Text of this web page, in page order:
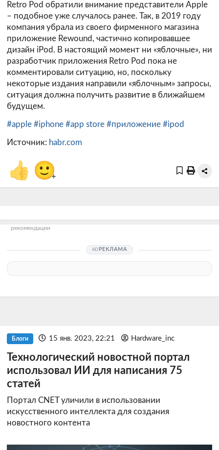
Retro Pod обратили внимание представители Apple
– подобное уже случалось ранее. Так, в 2019 году
компания убрала из своего фирменного магазина
приложение Rewound, частично копировавшее
дизайн iPod. В настоящий момент ни «яблочные», ни
разработчик приложения Retro Pod пока не
комментировали ситуацию, но, поскольку
некоторые издания направили «яблочным» запросы,
ситуация должна получить развитие в ближайшем
будущем.
#apple #iphone #app store #приложение #ipod
Источник: habr.com
👍 🙂+
рекомендации
РЕКЛАМА
Блоги 15 янв. 2023, 22:21 Hardware_inc
Технологический новостной портал
использовал ИИ для написания 75
статей
Портал CNET уличили в использовании
искусственного интеллекта для создания
новостного контента